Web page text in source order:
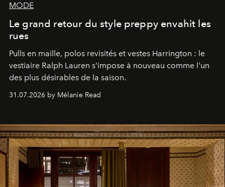
MODE
Le grand retour du style preppy envahit les
rues
Pulls en maille, polos revisités et vestes Harrington : le
vestiaire Ralph Lauren s'impose à nouveau comme l'un
des plus désirables de la saison.
31.07.2026 by Mélanie Read